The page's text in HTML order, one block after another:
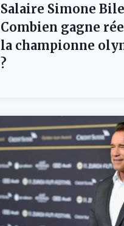
Salaire Simone
Combien gagne
la championne
?